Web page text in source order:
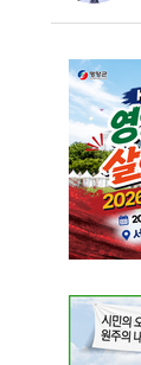
16:18
LH
직,